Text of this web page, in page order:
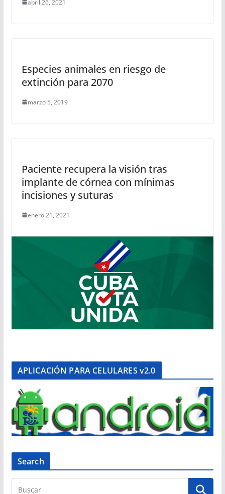
abril 26, 2021
Especies animales en riesgo de
extinción para 2070
marzo 5, 2019
Paciente recupera la visión tras
implante de córnea con mínimas
incisiones y suturas
enero 21, 2021
APLICACIÓN PARA CELULARES v2.0
Search